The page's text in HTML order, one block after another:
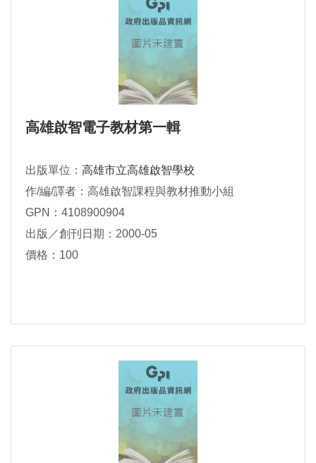
高雄啟智電子教材第一輯
出版單位： 高雄市立高雄啟智學校
作/編/譯者：高雄啟智課程與教材推動小組
GPN：4108900904
出版／創刊日期：2000-05
價格：100